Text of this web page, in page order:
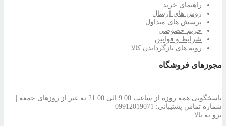
راهنمای خرید
روش های ارسال
پرسش های متداول
حریم خصوصی
شرایط و قوانین
رویه های بازگرداندن کالا
مجوزهای فروشگاه
پاسخگویی همه روزه از ساعت 9:00 الی 21:00 به غیر از روزهای جمعه |
شماره تماس پشتیبانی: 09912019071
برو به بالا